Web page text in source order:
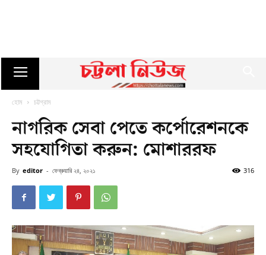
হোম চট্টগ্রাম
নাগরিক সেবা পেতে কর্পোরেশনকে
সহযোগিতা করুন: মোশাররফ
By editor - ফেব্রুয়ারি ২৪, ২০২১ 316